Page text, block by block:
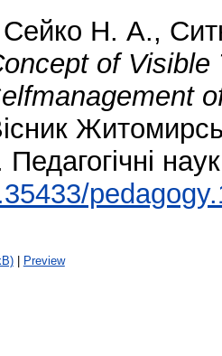
Сейко Н. А.,
of
Педагогічні
| Preview